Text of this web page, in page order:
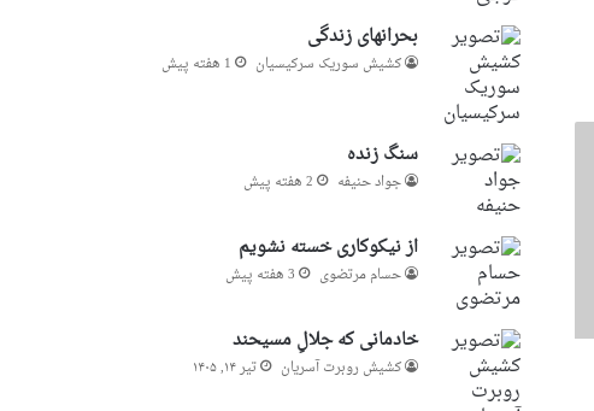
بحرانهای زندگی
کشیش سوریک سرکیسیان 1 هفته پیش
سنگ زنده
جواد حنیفه 2 هفته پیش
از نیکوکاری خسته نشویم
حسام مرتضوی 3 هفته پیش
خادمانی که جلالِ مسیحند
کشیش روبرت آسریان تیر ۱۴, ۱۴۰۵